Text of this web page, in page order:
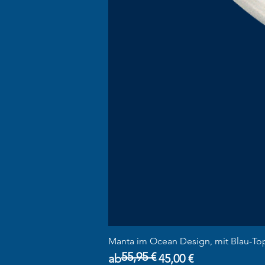
Manta im Ocean Design, mit Blau-
ab
Standardpreis
55,95 €45,00 €
Sale-Preis